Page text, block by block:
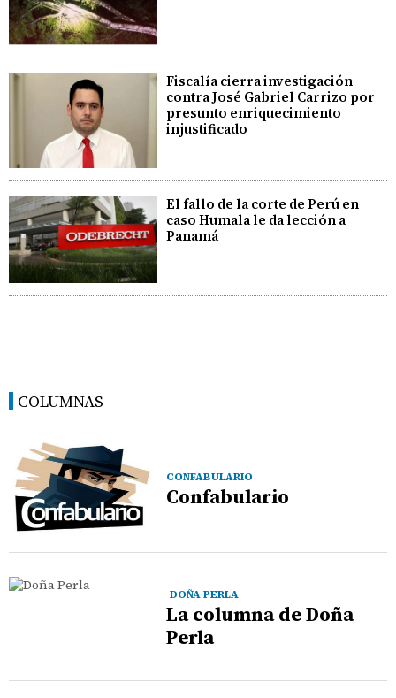
Fiscalía cierra investigación
contra José Gabriel Carrizo por
presunto enriquecimiento
injustificado
El fallo de la corte de Perú en
caso Humala le da lección a
Panamá
COLUMNAS
CONFABULARIO
Confabulario
DOÑA PERLA
La columna de Doña
Perla